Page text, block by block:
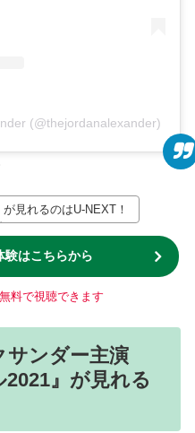
(@thejordanalexander)
見れるのはU-NEXT！
験はこちらから
料で視聴できます
サンダー主演
2021』が見れる